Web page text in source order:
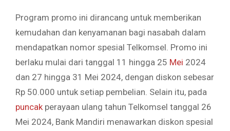
Program promo ini dirancang untuk memberikan
kemudahan dan kenyamanan bagi nasabah dalam
mendapatkan nomor spesial Telkomsel. Promo ini
berlaku mulai dari tanggal 11 hingga 25 Mei 2024
dan 27 hingga 31 Mei 2024, dengan diskon sebesar
Rp 50.000 untuk setiap pembelian. Selain itu, pada
puncakperayaan ulang tahun Telkomsel tanggal 26
Mei 2024, Bank Mandiri menawarkan diskon spesial